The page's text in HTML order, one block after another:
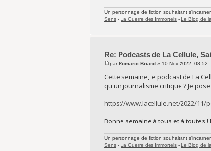
Un personnage de fiction souhaitant
Sens - La Guerre des Immortels - Le Blog de
Re: Podcasts de La Cellule,
parRomaric Briand » 10 Nov 2022, 08:52
Cette semaine, le podcast de La
qu'un journalisme critique ? Je
https://www.lacellule.net/2022/11/
Bonne semaine à tous et à toutes
Un personnage de fiction souhaitant
Sens - La Guerre des Immortels - Le Blog de